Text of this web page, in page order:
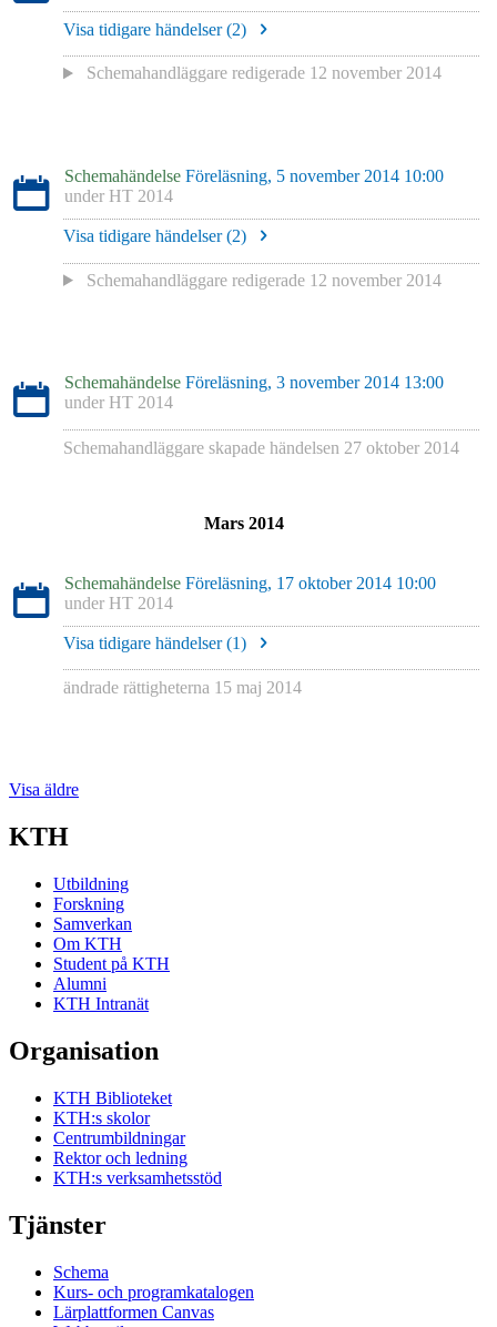
Visa tidigare händelser (2)
Schemahandläggare redigerade 12 november 2014
Schemahändelse Föreläsning, 5 november 2014 10:00
under HT 2014
Visa tidigare händelser (2)
Schemahandläggare redigerade 12 november 2014
Schemahändelse Föreläsning, 3 november 2014 13:00
under HT 2014
Schemahandläggare skapade händelsen 27 oktober 2014
Mars 2014
Schemahändelse Föreläsning, 17 oktober 2014 10:00
under HT 2014
Visa tidigare händelser (1)
ändrade rättigheterna 15 maj 2014
Visa äldre
KTH
Utbildning
Forskning
Samverkan
Om KTH
Student på KTH
Alumni
KTH Intranät
Organisation
KTH Biblioteket
KTH:s skolor
Centrumbildningar
Rektor och ledning
KTH:s verksamhetsstöd
Tjänster
Schema
Kurs- och programkatalogen
Lärplattformen Canvas